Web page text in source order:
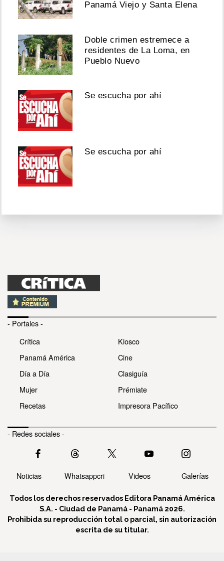
Panamá Viejo y Santa Elena
Doble crimen estremece a
residentes de La Loma, en
Pueblo Nuevo
Se escucha por ahí
Se escucha por ahí
- Portales -
Crítica
Panamá América
Día a Día
Mujer
Recetas
Kiosco
Cine
Clasiguía
Prémiate
Impresora Pacífico
- Redes sociales -
Noticias Whatsappcri Videos Galerías
Todos los derechos reservados Editora Panamá América
S.A. - Ciudad de Panamá - Panamá 2026.
Prohibida su reproducción total o parcial, sin autorización
escrita de su titular.